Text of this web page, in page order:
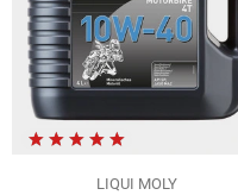
LIQUI MOLY